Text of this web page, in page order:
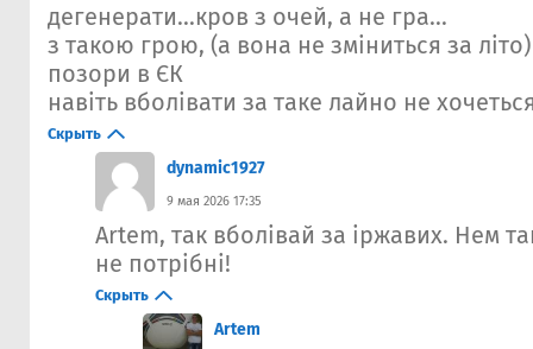
дегенерати...кров з очей, а не гра...
з такою грою, (а вона не зміниться за
позори в ЄК
навіть вболівати за таке лайно не
Скрыть
dynamic1927
9 мая 2026 17:35
Artem, так вболівай за іржавих. Нем
не потрібні!
Скрыть
Artem